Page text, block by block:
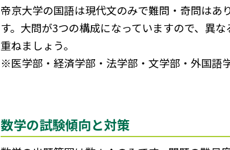
帝京大学の国語は現代文のみで難問・奇問はあ
す。大問が3つの構成になっていますので、異
重ねましょう。
※医学部・経済学部・法学部・文学部・外国語
数学の試験傾向と対策